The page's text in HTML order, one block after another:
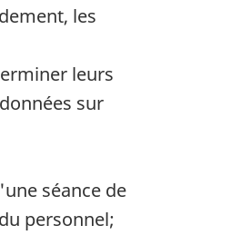
les
leurs
sur
séance de
personnel;